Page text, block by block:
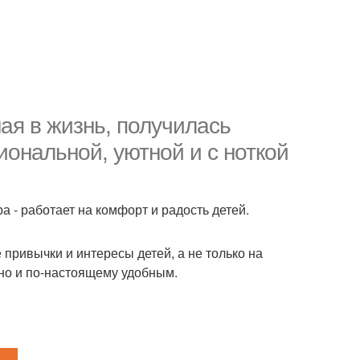
в жизнь, получилась
уютной и с ноткой
- работает на комфорт и радость детей.
и интересы детей, а не только на
и по-настоящему удобным.